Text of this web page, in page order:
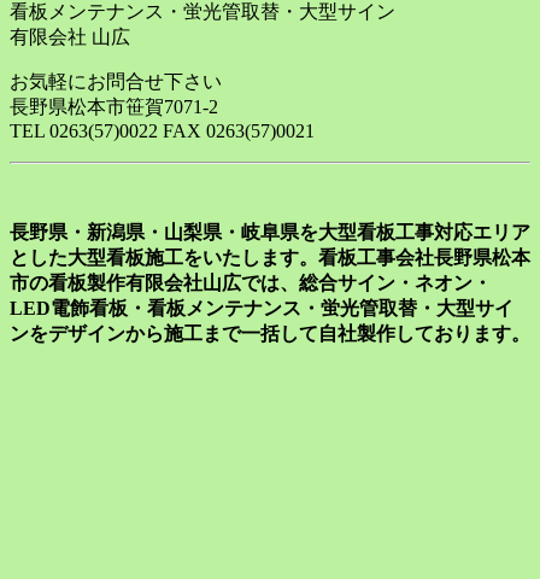
看板メンテナンス・蛍光管取替・大型サイン
有限会社 山広
お気軽にお問合せ下さい
長野県松本市笹賀7071-2
TEL 0263(57)0022 FAX 0263(57)0021
長野県・新潟県・山梨県・岐阜県を大型看板工事対応エリア
とした大型看板施工をいたします。看板工事会社長野県松本
市の看板製作有限会社山広では、総合サイン・ネオン・
LED電飾看板・看板メンテナンス・蛍光管取替・大型サイ
ンをデザインから施工まで一括して自社製作しております。